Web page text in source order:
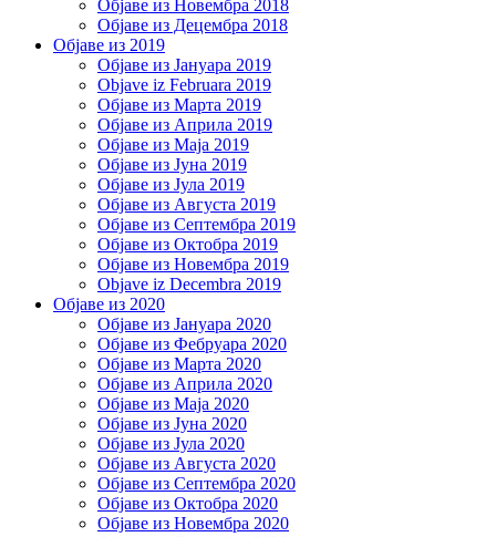
Објаве из Новембра 2018
Објаве из Децембра 2018
Објаве из 2019
Објаве из Јануара 2019
Objave iz Februara 2019
Објаве из Марта 2019
Објаве из Априла 2019
Објаве из Маја 2019
Објаве из Јуна 2019
Објаве из Јула 2019
Објаве из Августа 2019
Објаве из Септембра 2019
Објаве из Октобра 2019
Објаве из Новембра 2019
Objave iz Decembra 2019
Објаве из 2020
Објаве из Јануара 2020
Објаве из Фебруара 2020
Објаве из Марта 2020
Објаве из Априла 2020
Објаве из Маја 2020
Објаве из Јуна 2020
Објаве из Јула 2020
Објаве из Августа 2020
Објаве из Септембра 2020
Објаве из Октобра 2020
Објаве из Новембра 2020